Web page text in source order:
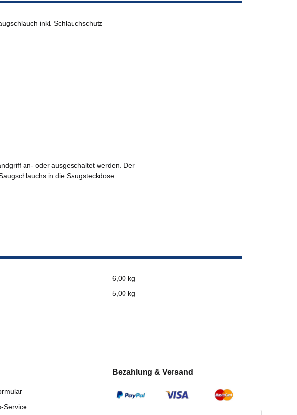
inkl. Schlauchschutz
an- oder ausgeschaltet werden. Der
in die Saugsteckdose.
6,00 kg
5,00 kg
Service
Bezahlung & Versand